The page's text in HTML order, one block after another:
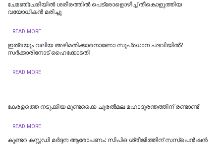
ചേമഞ്ചേരിയില്‍ ശരീരത്തില്‍ പെട്രോളൊഴിച്ച് തീകൊളുത്തിയ
വയോധികന്‍ മരിച്ചു
READ MORE
ഇത്രയും വലിയ അഴിമതിക്കാരനാണോ സുപ്രധാന പദവിയിൽ?
സർക്കാരിനോട് ഹൈക്കോടതി
READ MORE
കേരളത്തെ നടുക്കിയ മുണ്ടക്കൈ-ചൂരല്‍മല മഹാദുരന്തത്തിന് രണ്ടാണ്ട്
READ MORE
കുണ്ടറ കസ്റ്റഡി മര്‍ദ്ദന ആരോപണം: സിപിഒ ശ്രീജിത്തിന് സസ്‌പെന്‍ഷന്‍